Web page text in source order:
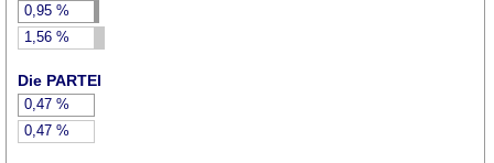
0,95 %
1,56 %
Die PARTEI
0,47 %
0,47 %